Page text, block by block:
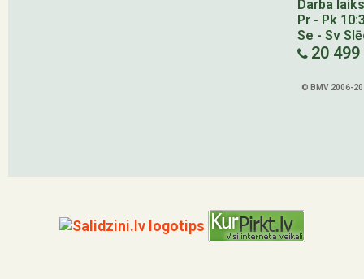
Darba
Pr - Pk
Se - Sv
20
© BMV 2006-